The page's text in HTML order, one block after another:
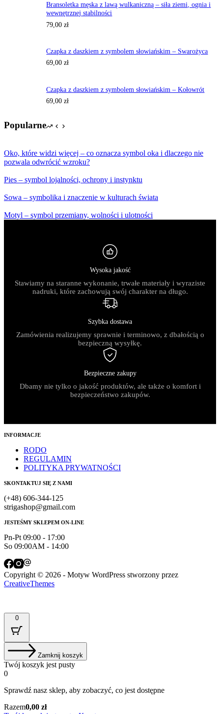
Bransoletka męska z lawą wulkaniczną – siła ziemi, ognia i
wewnętrznej stabilności
79,00zł
Czapka z daszkiem z symbolem słowiańskim – Swarożyca
69,00zł
Czapka z daszkiem z symbolem słowiańskim – Kołowrót
69,00zł
Popularne
Oko, które widzi więcej – co oznacza symbol oka i dlaczego nie
pozwala odwrócić wzroku?
Pies – symbol lojalności, ochrony i instynktu
Sowa – symbolika i znaczenie w kulturach świata
Motyl – symbol przemiany, wolności i ulotności
Wysoka jakość
Stawiamy na staranne wykonanie, trwałe materiały i wyraziste
nadruki, które zachowują swój charakter na długo.
Szybka dostawa
Zamówienia realizujemy sprawnie i terminowo, z dbałością o
bezpieczną wysyłkę.
Bezpieczne zakupy
Dbamy nie tylko o jakość produktów, ale także o komfort i
bezpieczeństwo zakupów.
INFORMACJE
RODO
REGULAMIN
POLITYKA PRYWATNOŚCI
SKONTAKTUJ SIĘ Z NAMI
(+48) 606-344-125
strigashop@gmail.com
JESTEŚMY SKLEPEM ON-LINE
Pn-Pt 09:00 - 17:00
So 09:00AM - 14:00
Copyright © 2026 - Motyw WordPress stworzony przez
CreativeThemes
0
Zamknij koszyk
Twój koszyk jest pusty
0
Sprawdź nasz sklep, aby zobaczyć, co jest dostępne
Suma
Razem0,00 zł